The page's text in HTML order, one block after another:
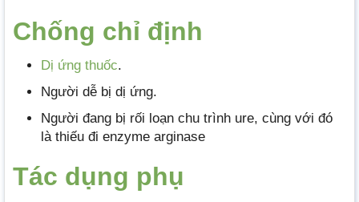
Chống chỉ định
Dị ứng thuốc.
Người dễ bị dị ứng.
Người đang bị rối loạn chu trình ure, cùng với đó
là thiếu đi enzyme arginase
Tác dụng phụ